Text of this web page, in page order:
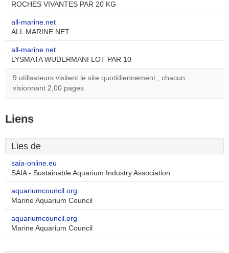
ROCHES VIVANTES PAR 20 KG
all-marine.net
ALL MARINE.NET
all-marine.net
LYSMATA WUDERMANI LOT PAR 10
9 utilisateurs visitent le site quotidiennement , chacun
visionnant 2,00 pages.
Liens
Lies de
saia-online.eu
SAIA - Sustainable Aquarium Industry Association
aquariumcouncil.org
Marine Aquarium Council
aquariumcouncil.org
Marine Aquarium Council